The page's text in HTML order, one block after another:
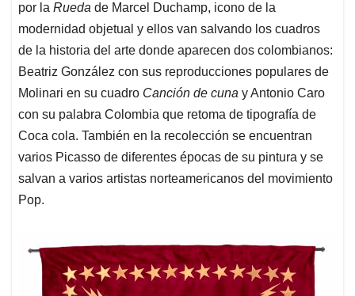
por la Rueda de Marcel Duchamp, icono de la
modernidad objetual y ellos van salvando los cuadros
de la historia del arte donde aparecen dos colombianos:
Beatriz González con sus reproducciones populares de
Molinari en su cuadro Canción de cuna y Antonio Caro
con su palabra Colombia que retoma de tipografía de
Coca cola. También en la recolección se encuentran
varios Picasso de diferentes épocas de su pintura y se
salvan a varios artistas norteamericanos del movimiento
Pop.